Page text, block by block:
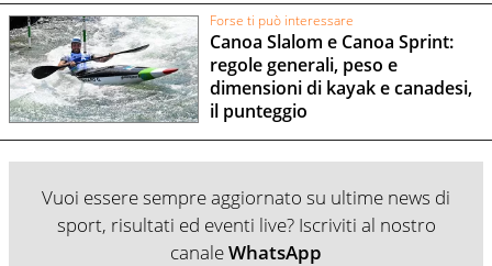
Forse ti può interessare
Canoa Slalom e Canoa Sprint:
regole generali, peso e
dimensioni di kayak e canadesi,
il punteggio
Vuoi essere sempre aggiornato su ultime news di
sport, risultati ed eventi live? Iscriviti al nostro
canaleWhatsApp